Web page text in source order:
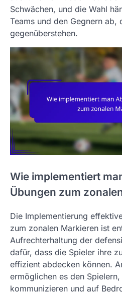
Schwächen, und die Wahl
Teams und den Gegnern ab,
gegenüberstehen.
Wie implementiert
Übungen zum
Die Implementierung
zum zonalen Markieren ist
Aufrechterhaltung der
dafür, dass die Spieler ihre
effizient abdecken können.
ermöglichen es den
kommunizieren und auf